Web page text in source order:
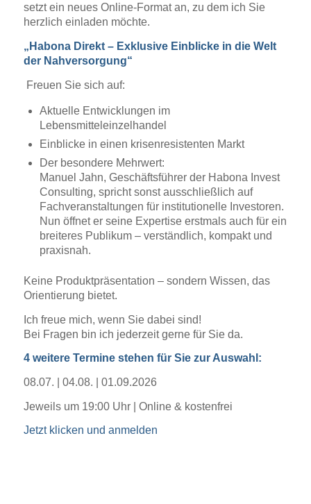
setzt ein neues Online-Format an, zu dem ich Sie
herzlich einladen möchte.
„Habona Direkt – Exklusive Einblicke in die Welt
der Nahversorgung“
Freuen Sie sich auf:
Aktuelle Entwicklungen im
Lebensmitteleinzelhandel
Einblicke in einen krisenresistenten Markt
Der besondere Mehrwert:
Manuel Jahn, Geschäftsführer der Habona Invest
Consulting, spricht sonst ausschließlich auf
Fachveranstaltungen für institutionelle Investoren.
Nun öffnet er seine Expertise erstmals auch für ein
breiteres Publikum – verständlich, kompakt und
praxisnah.
Keine Produktpräsentation – sondern Wissen, das
Orientierung bietet.
Ich freue mich, wenn Sie dabei sind!
Bei Fragen bin ich jederzeit gerne für Sie da.
4 weitere Termine stehen für Sie zur Auswahl:
08.07. | 04.08. | 01.09.2026
Jeweils um 19:00 Uhr | Online & kostenfrei
Jetzt klicken und anmelden